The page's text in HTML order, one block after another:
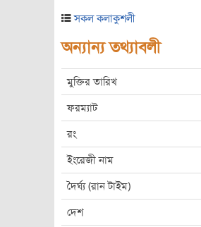
সকল কলাকুশলী
অন্যান্য তথ্যাবলী
মুক্তির তারিখ
ফরম্যাট
রং
ইংরেজী নাম
দৈর্ঘ্য (রান টাইম)
দেশ